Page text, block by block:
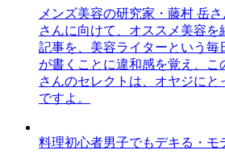
メンズ美容の研究家・藤村 岳
さんに向けて、オススメ美容を
記事を、美容ライターという毎
が書くことに違和感を覚え、こ
さんのセレクトは、オヤジに
ですよ。
料理初心者男子でもデキる・モ